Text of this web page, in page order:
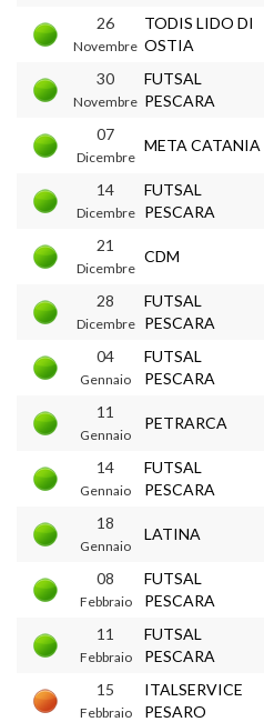
26
Novembre
TODIS LIDO DI
OSTIA
30
Novembre
FUTSAL
PESCARA
07
Dicembre
META CATANIA
14
Dicembre
FUTSAL
PESCARA
21
Dicembre
CDM
28
Dicembre
FUTSAL
PESCARA
04
Gennaio
FUTSAL
PESCARA
11
Gennaio
PETRARCA
14
Gennaio
FUTSAL
PESCARA
18
Gennaio
LATINA
08
Febbraio
FUTSAL
PESCARA
11
Febbraio
FUTSAL
PESCARA
15
Febbraio
ITALSERVICE
PESARO